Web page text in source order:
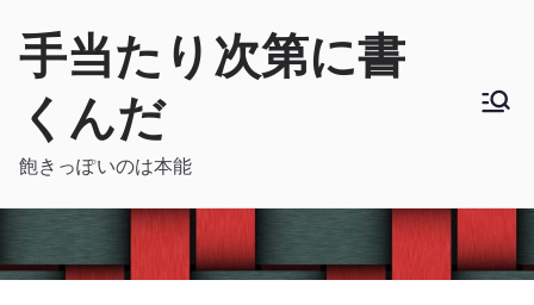
手当たり次第に書
くんだ
飽きっぽいのは本能